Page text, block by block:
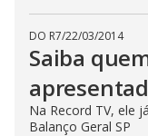
DO R7/22/03/2014
Saiba
Na Record TV, ele
Balanço Geral SP